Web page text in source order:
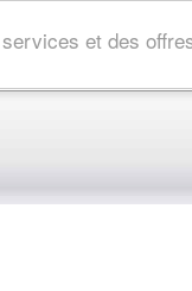
et des